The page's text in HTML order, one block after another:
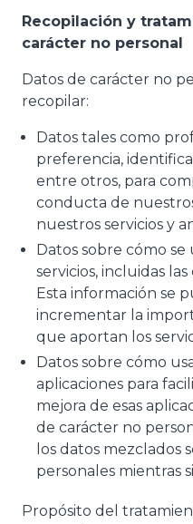
Recopilación y
carácter no personal
Datos de carácter no
recopilar:
Datos tales como
preferencia,
entre otros, para
conducta de
nuestros servicios y
Datos sobre cómo
servicios, incluidas
Esta información se
incrementar la
que aportan los
Datos sobre cómo
aplicaciones para
mejora de esas
de carácter no
los datos mezclados
personales mientras
Propósito del